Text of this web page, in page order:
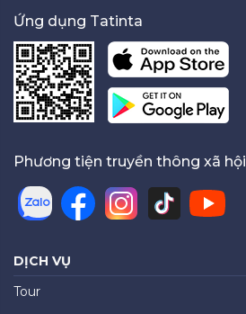
Ứng dụng Tatinta
Phương tiện truyền thông xã hội
DỊCH VỤ
Tour